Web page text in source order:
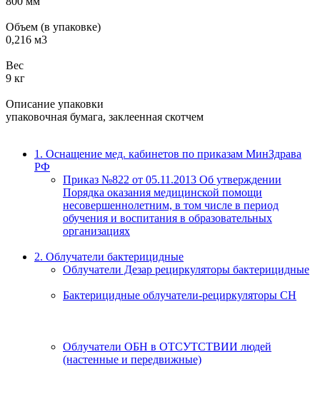
Объем (в упаковке)
0,216 м3
Вес
9 кг
Описание упаковки
упаковочная бумага, заклеенная скотчем
1. Оснащение мед. кабинетов по приказам МинЗдрава
РФ
Приказ №822 от 05.11.2013 Об утверждении
Порядка оказания медицинской помощи
несовершеннолетним, в том числе в период
обучения и воспитания в образовательных
организациях
2. Облучатели бактерицидные
Облучатели Дезар рециркуляторы бактерицидные
Бактерицидные облучатели-рециркуляторы СН
Облучатели ОБН в ОТСУТСТВИИ людей
(настенные и передвижные)